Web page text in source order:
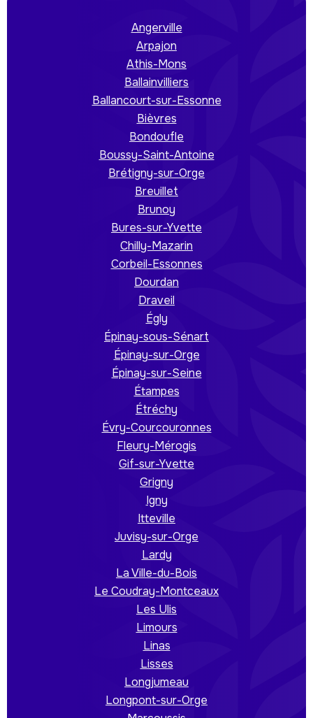
Angerville
Arpajon
Athis-Mons
Ballainvilliers
Ballancourt-sur-Essonne
Bièvres
Bondoufle
Boussy-Saint-Antoine
Brétigny-sur-Orge
Breuillet
Brunoy
Bures-sur-Yvette
Chilly-Mazarin
Corbeil-Essonnes
Dourdan
Draveil
Égly
Épinay-sous-Sénart
Épinay-sur-Orge
Épinay-sur-Seine
Étampes
Étréchy
Évry-Courcouronnes
Fleury-Mérogis
Gif-sur-Yvette
Grigny
Igny
Itteville
Juvisy-sur-Orge
Lardy
La Ville-du-Bois
Le Coudray-Montceaux
Les Ulis
Limours
Linas
Lisses
Longjumeau
Longpont-sur-Orge